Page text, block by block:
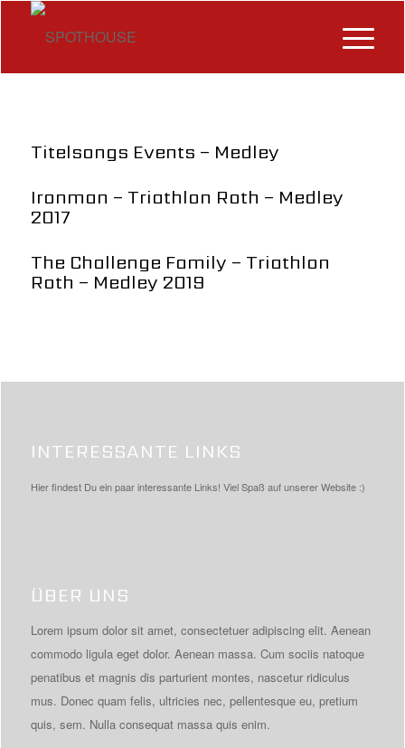
Titelsongs Events – Medley
Ironman – Triathlon Roth – Medley
2017
The Challenge Family – Triathlon
Roth – Medley 2019
INTERESSANTE LINKS
Hier findest Du ein paar interessante Links! Viel Spaß auf unserer Website :)
ÜBER UNS
Lorem ipsum dolor sit amet, consectetuer adipiscing elit. Aenean
commodo ligula eget dolor. Aenean massa. Cum sociis natoque
penatibus et magnis dis parturient montes, nascetur ridiculus
mus. Donec quam felis, ultricies nec, pellentesque eu, pretium
quis, sem. Nulla consequat massa quis enim.